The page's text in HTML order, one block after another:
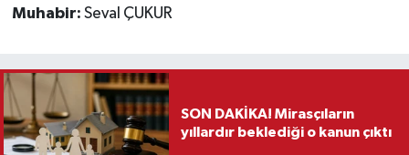
Muhabir: Seval ÇUKUR
SON DAKİKA! Mirasçıların
yıllardır beklediği o kanun çıktı